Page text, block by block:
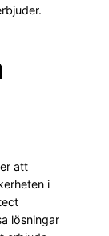
att
i
lösningar